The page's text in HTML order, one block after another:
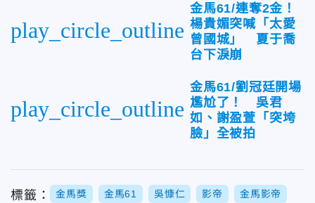
play_circle_outline
金馬61/連奪2金！
楊貴媚突喊「太愛
曾國城」 夏于喬
台下淚崩
play_circle_outline
金馬61/劉冠廷開場
尷尬了！ 吳君
如、謝盈萱「突垮
臉」全被拍
標籤： 金馬獎 金馬61 吳慷仁 影帝 金馬影帝